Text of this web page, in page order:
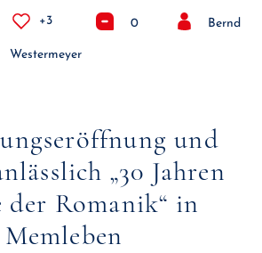
+3 0 Bernd
Westermeyer
und
„30 Jahren
der Romanik“ in
Memleben